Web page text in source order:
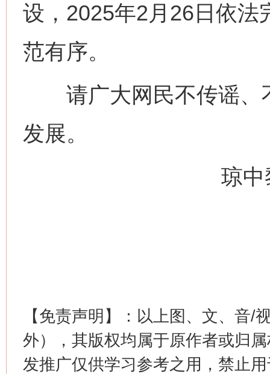
设，2025年2月26日依法
范有序。
请广大网民不传谣、
发展。
琼中
【免责声明】：以上图、文、音/
外），其版权均属于原作者或归
发推广仅供学习参考之用，禁止